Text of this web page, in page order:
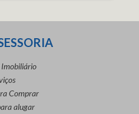
Comprar
alugar